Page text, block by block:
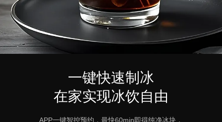
一键快速制冰
在家实现冰饮自由
APP一键智控预约，最快60min即得纯净冰块，